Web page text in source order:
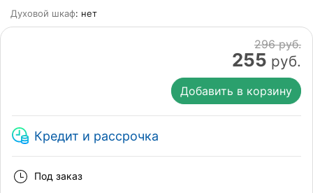
Духовой шкаф: нет
296 руб.
255 руб.
Добавить в корзину
Кредит и рассрочка
Под заказ